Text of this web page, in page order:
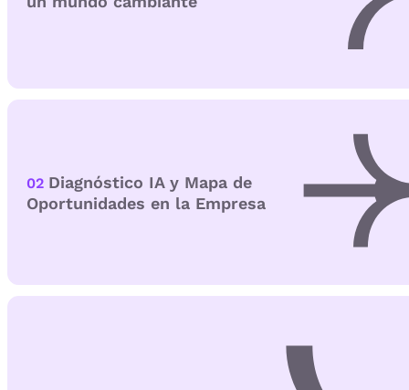
02 Diagnóstico IA y Mapa de
Oportunidades en la Empresa